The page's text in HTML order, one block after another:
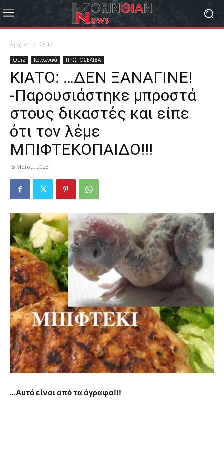
Αρχική Quiz
Quiz Κοινωνικά ΠΡΩΤΟΣΕΛΙΔΑ
ΚΙΑΤΟ: …ΔΕΝ ΞΑΝΑΓΙΝΕ!
-Παρουσιάστηκε μπροστά
στους δικαστές και είπε
ότι τον λέμε
ΜΠΙΦΤΕΚΟΠΑΙΔΟ!!!
5 Μαΐου, 2023
…Αυτό είναι από τα άγραφα!!!